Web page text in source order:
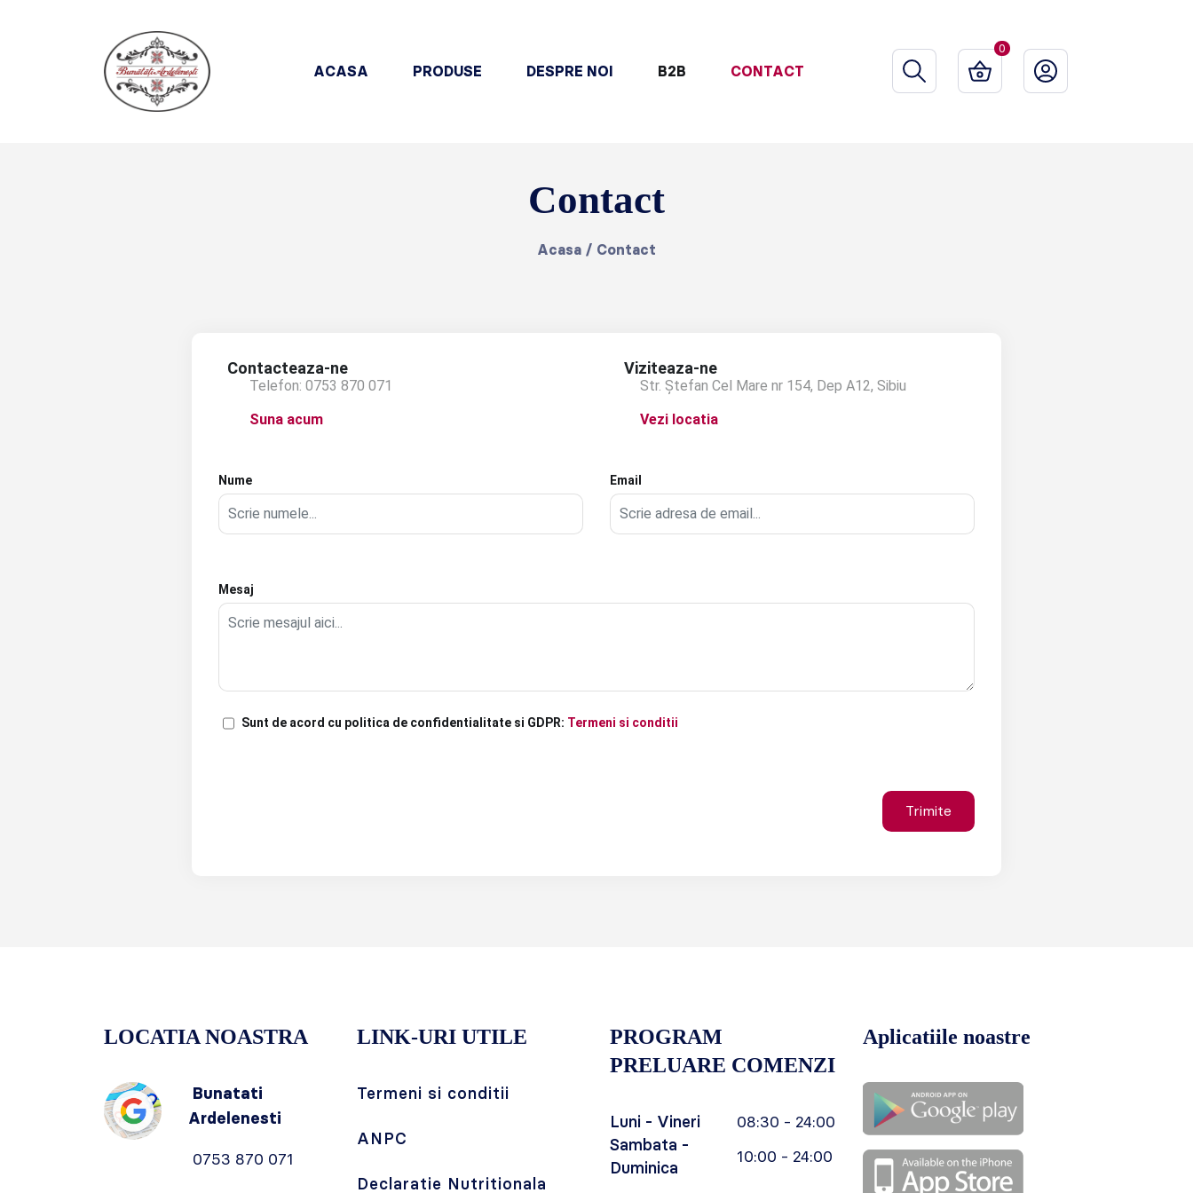
ACASA PRODUSE DESPRE NOI B2B CONTACT
0
Contact
Acasa / Contact
Contacteaza-ne
Telefon: 0753 870 071
Suna acum
Viziteaza-ne
Str. Ștefan Cel Mare nr 154, Dep A12, Sibiu
Vezi locatia
Nume Email
Mesaj
Sunt de acord cu politica de confidentialitate si GDPR: Termeni si conditii
LOCATIA NOASTRA
Bunatati
Ardelenesti
0753 870 071
LINK-URI UTILE
Termeni si conditii
ANPC
Declaratie Nutritionala
PROGRAM
PRELUARE COMENZI
Luni - Vineri
08:30 - 24:00
Sambata -
Duminica
10:00 - 24:00
Aplicatiile noastre